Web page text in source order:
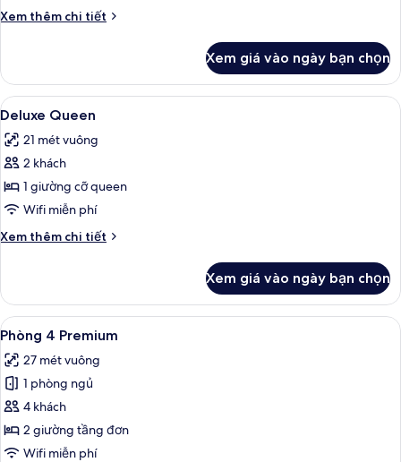
giản,
cỡ
queen
Xem thêm chi tiết
Chi
Phòng
tiện
nghi
giản,
cỡ
queen
Xem giá vào ngày bạn chọn
Xem
tất
cả
ảnh
Deluxe
Queen
Két bảo mật tại phòng, bàn, bàn ủi/
5
Deluxe Queen
21 mét vuông
2 khách
1 giường cỡ queen
Wifi miễn phí
Xem thêm chi tiết
Chi
Deluxe
Queen
Xem giá vào ngày bạn chọn
Xem
tất
cả
ảnh
Phòng
4
Premium
Két bảo mật tại phòng, bàn, bàn ủi/
5
Phòng 4 Premium
27 mét vuông
1 phòng ngủ
4 khách
2 giường tầng đơn
Wifi miễn phí